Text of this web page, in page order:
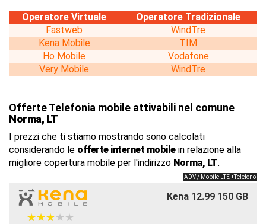
Operatore Virtuale
Operatore Tradizionale
Fastweb
WindTre
Kena Mobile
TIM
Ho Mobile
Vodafone
Very Mobile
WindTre
Offerte Telefonia mobile attivabili nel comune
Norma, LT
I prezzi che ti stiamo mostrando sono calcolati
considerando le offerte internet mobilein relazione alla
migliore copertura mobile per l'indirizzo Norma, LT.
ADV / Mobile LTE +Telefono
Kena 12.99 150 GB
★★★★★
★★★★★